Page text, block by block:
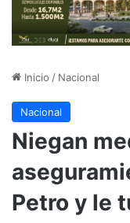
Inicio / Nacional
Nacional
Niegan
Petro y le